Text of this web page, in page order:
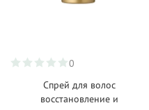
0
Спрей для волос
восстановление и